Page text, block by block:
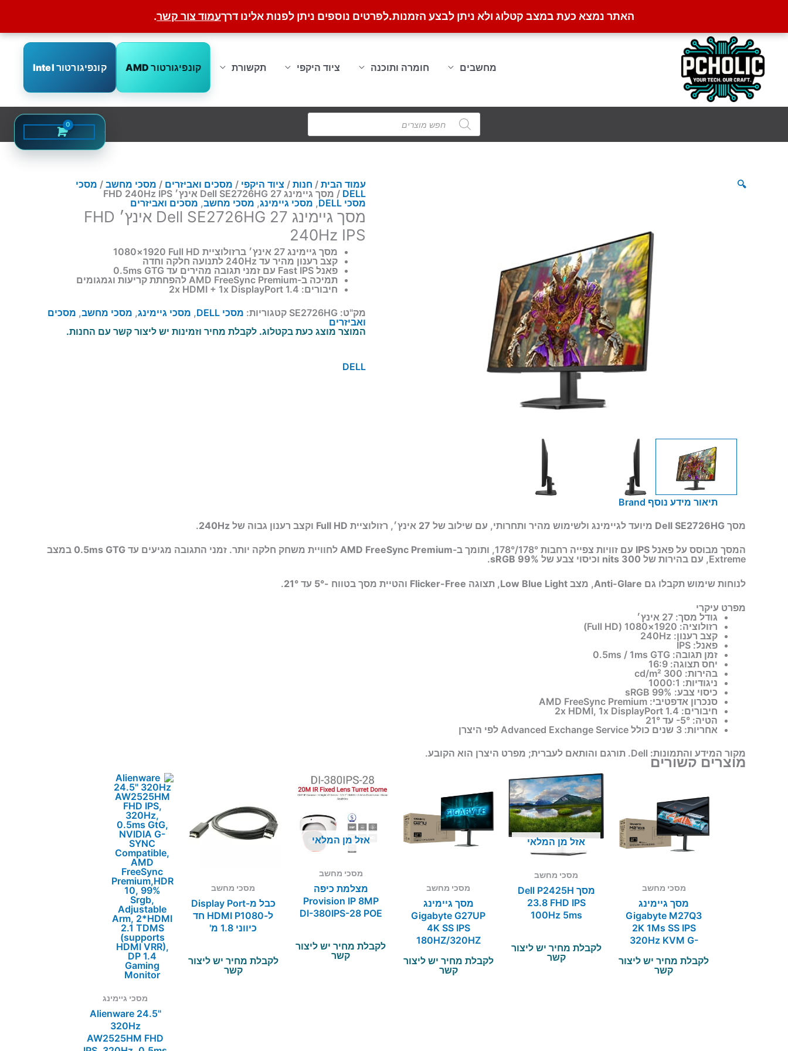
האתר נמצא כעת במצב קטלוג ולא ניתן לבצע הזמנות.לפרטים נוספים ניתן לפנות אלינו דרךעמוד צור קשר.
דילוג
מחשבים
חומרה ותוכנה ציוד היקפי תקשורת קונפיגורטור AMD קונפיגורטור Intel
Products
search
🔍 עמוד הבית / חנות / ציוד היקפי / מסכים ואביזרים / מסכי מחשב / מסכי
DELL / מסך גיימינג Dell SE2726HG 27 אינץ׳ FHD 240Hz IPS
מסכי DELL
, מסכי גיימינג, מסכי מחשב, מסכים ואביזרים
מסך גיימינג Dell SE2726HG 27 אינץ׳ FHD
240Hz IPS
מסך גיימינג 27 אינץ׳ ברזולוציית Full HD ‏1920×1080
קצב רענון מהיר עד 240Hz לתנועה חלקה וחדה
פאנל Fast IPS עם זמני תגובה מהירים עד 0.5ms GTG
תמיכה ב-AMD FreeSync Premium להפחתת קריעות וגמגומים
חיבורים: 2x HDMI + 1x DisplayPort 1.4
מק"ט: SE2726HG קטגוריות: מסכי DELL , מסכי גיימינג, מסכי מחשב, מסכים
ואביזרים
המוצר מוצג כעת בקטלוג. לקבלת מחיר וזמינות יש ליצור קשר עם החנות.
DELL
תיאור מידע נוסף Brand
מסך Dell SE2726HG מיועד לגיימינג ולשימוש מהיר ותחרותי, עם שילוב של 27 אינץ׳ , רזולוציית Full HD וקצב רענון גבוה של 240Hz
.
המסך מבוסס על פאנל IPS עם זוויות צפייה רחבות 178°/178°, ותומך ב- AMD FreeSync Premium לחוויית משחק חלקה יותר. זמני התגובה מגיעים עד 0.5ms GTG במצב
Extreme, עם בהירות של
300 nits וכיסוי צבע של 99% sRGB
.
לנוחות שימוש תקבלו גם Anti-Glare, מצב Low Blue Light, תצוגה Flicker-Free והטיית מסך בטווח -5° עד 21° .
מפרט עיקרי
גודל מסך: 27 אינץ׳
רזולוציה: 1920×1080 (Full HD)
קצב רענון: 240Hz
פאנל: IPS
זמן תגובה: 0.5ms / 1ms GTG
יחס תצוגה: 16:9
בהירות: 300 cd/m²
ניגודיות: 1000:1
כיסוי צבע: 99% sRGB
סנכרון אדפטיבי: AMD FreeSync Premium
חיבורים: 2x HDMI, 1x DisplayPort 1.4
הטיה: ‎-5° עד 21°
אחריות: 3 שנים כולל Advanced Exchange Service לפי היצרן
מקור המידע והתמונות:
מוצרים קשורים
מסכי מחשב
מסך גיימינג
Gigabyte M27Q3
2K 1Ms SS IPS
320Hz KVM G-
לקבלת מחיר יש ליצור
קשר
אזל מן המלאי
מסכי מחשב
מסך Dell P2425H
23.8 FHD IPS
100Hz 5ms
לקבלת מחיר יש ליצור
קשר
מסכי מחשב
מסך גיימינג
Gigabyte G27UP
4K SS IPS
180HZ/320HZ
HDR400
לקבלת מחיר יש ליצור
קשר
אזל מן המלאי
מסכי מחשב
מצלמת כיפה
Provision IP 8MP
DI-380IPS-28 POE
לקבלת מחיר יש ליצור
קשר
מסכי מחשב
כבל מ-Display Port
ל-HDMI P1080 חד
כיווני 1.8 מ'
לקבלת מחיר יש ליצור
קשר
מסכי גיימינג
Alienware 24.5"
320Hz
AW2525HM FHD